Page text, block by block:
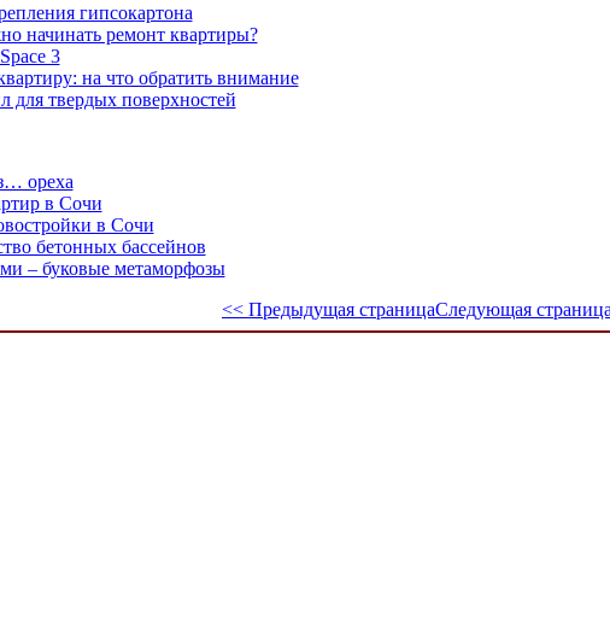
гипсокартона
начинать ремонт квартиры?
3
на что обратить внимание
для твердых поверхностей
ореха
в Сочи
в Сочи
бетонных бассейнов
– буковые метаморфозы
<< Предыдущая страницаСледующая